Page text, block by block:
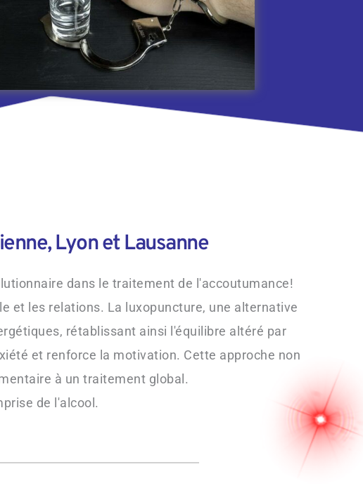
Lyon et Lausanne
dans le traitement de l'accoutumance!
et les relations. La luxopuncture, une alternative
rétablissant ainsi l'équilibre altéré par
et renforce la motivation. Cette approche non
à un traitement global.
de l'alcool.